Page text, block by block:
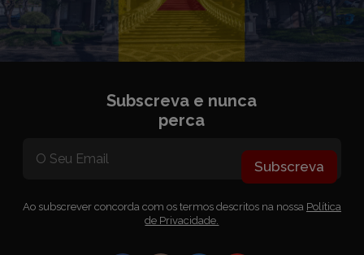
Subscreva e nunca
perca
Subscreva
Ao subscrever concorda com os termos descritos na nossa Política
de Privacidade.